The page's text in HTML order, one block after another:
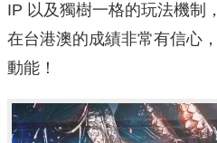
IP 以及獨樹一格的玩法機制
在台港澳的成績非常有信心
動能！